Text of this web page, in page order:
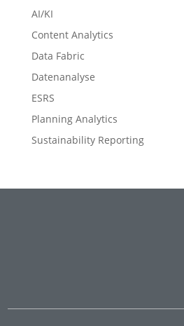
AI/KI
Content Analytics
Data Fabric
Datenanalyse
ESRS
Planning Analytics
Sustainability Reporting